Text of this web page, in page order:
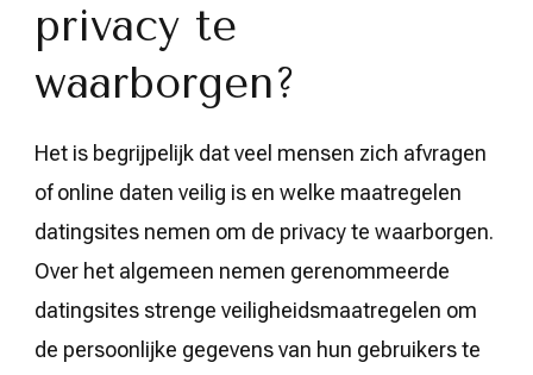
privacy te
waarborgen?
Het is begrijpelijk dat veel mensen zich afvragen
of online daten veilig is en welke maatregelen
datingsites nemen om de privacy te waarborgen.
Over het algemeen nemen gerenommeerde
datingsites strenge veiligheidsmaatregelen om
de persoonlijke gegevens van hun gebruikers te